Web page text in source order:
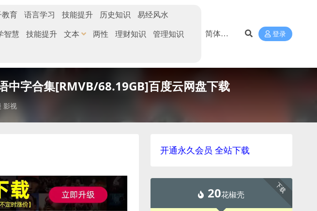
教育 语言学习 技能提升 历史知识
易经风水
智慧 技能提升 文本 两性 理财知识
管理知识
登录
中字合集[RMVB/68.19GB]百度云网盘下载
影视
开通永久会员 全站下载
下载
20花椒壳